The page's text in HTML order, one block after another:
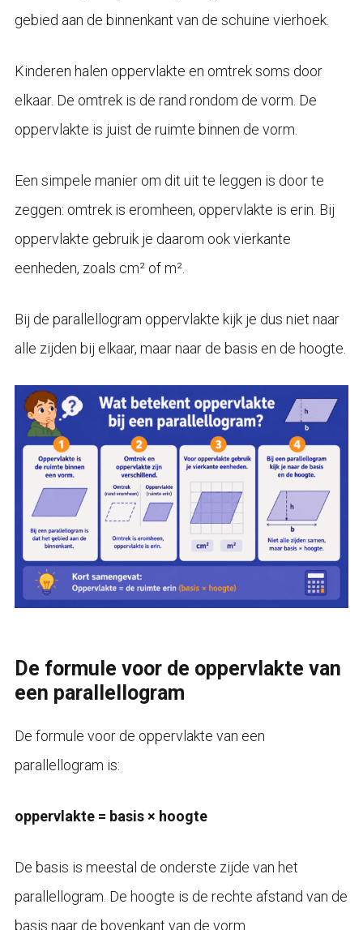
gebied aan de binnenkant van de schuine vierhoek.
Kinderen halen oppervlakte en omtrek soms door
elkaar. De omtrek is de rand rondom de vorm. De
oppervlakte is juist de ruimte binnen de vorm.
Een simpele manier om dit uit te leggen is door te
zeggen: omtrek is eromheen, oppervlakte is erin. Bij
oppervlakte gebruik je daarom ook vierkante
eenheden, zoals cm² of m².
Bij de parallellogram oppervlakte kijk je dus niet naar
alle zijden bij elkaar, maar naar de basis en de hoogte.
De formule voor de oppervlakte van
een parallellogram
De formule voor de oppervlakte van een
parallellogram is:
oppervlakte = basis × hoogte
De basis is meestal de onderste zijde van het
parallellogram. De hoogte is de rechte afstand van de
basis naar de bovenkant van de vorm.